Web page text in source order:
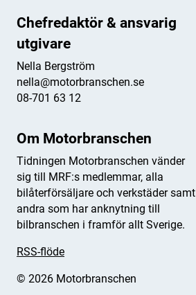
Om Motorbranschen
Tidningen Motorbranschen vänder
sig till MRF:s medlemmar, alla
bilåterförsäljare och verkstäder samt
andra som har anknytning till
bilbranschen i framför allt Sverige.
RSS-flöde
© 2026 Motorbranschen
Chefredaktör & ansvarig
utgivare
Nella Bergström
nella@motorbranschen.se
08-701 63 12